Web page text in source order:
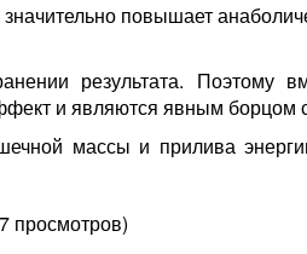
повышает
результата. Поэтому
и являются явным борцом
массы и прилива
просмотров)